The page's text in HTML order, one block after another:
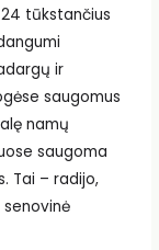
tūkstančius
ir
saugomus
namų
saugoma
Tai – radijo,